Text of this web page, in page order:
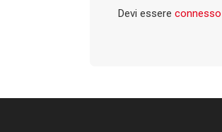
Devi essere connesso